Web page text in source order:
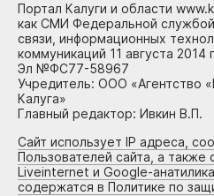
Портал Калуги и области
как СМИ Федеральной
связи, информационных
коммуникаций 11 августа
Эл №ФС77-58967
Учредитель: ООО «Агентство
Калуга»
Главный редактор: Ивкин В.П.
Сайт использует IP адреса,
Пользователей сайта, а также
Liveinternet и Google-
содержатся в Политике по